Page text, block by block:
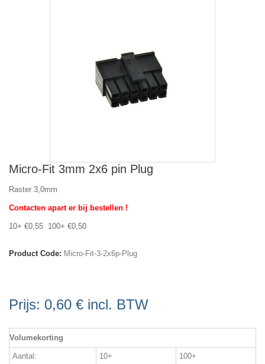
Micro-Fit 3mm 2x6 pin Plug
Raster 3,0mm
Contacten apart er bij bestellen !
10+ €0,55 100+ €0,50
Product Code: Micro-Fit-3-2x6p-Plug
Prijs: 0,60 € incl. BTW
Volumekorting
Aantal: 10+
100+